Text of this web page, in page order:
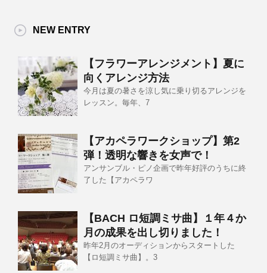
NEW ENTRY
【フラワーアレンジメント】夏に
向くアレンジ方法
今月は夏の暑さを涼し気に乗り切るアレンジを
レッスン。毎年、7
【アカペラワークショップ】第2
弾！透明な響きを女声で！
アンサンブル・ピノ企画で昨年好評のうちに終
了した【アカペラワ
【BACH ロ短調ミサ曲】１年４か
月の成果を出し切りました！
昨年2月のオーディションからスタートした
【ロ短調ミサ曲】。3